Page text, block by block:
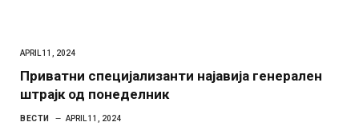
APRIL 11, 2024
Приватни специјализанти најавија генерален
штрајк од понеделник
ВЕСТИ APRIL 11, 2024